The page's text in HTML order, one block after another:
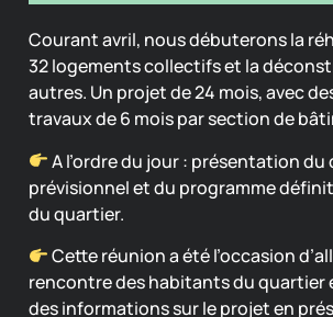
Courant avril, nous débuterons la
32 logements collectifs et la
autres. Un projet de 24 mois, avec
travaux de 6 mois par section de
A l’ordre du jour : présentation du
prévisionnel et du programme
du quartier.
Cette réunion a été l’occasion
rencontre des habitants du quartier
des informations sur le projet en